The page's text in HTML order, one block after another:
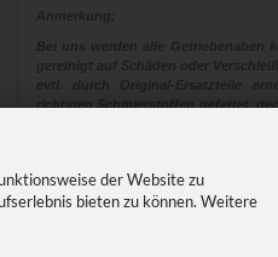
der Website zu
bieten zu können. Weitere
Eine Nabe die eine Revision
Sicherheit und Fahrspass